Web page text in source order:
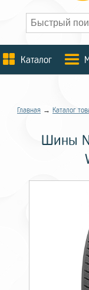
Каталог
Главная → Каталог
Шины